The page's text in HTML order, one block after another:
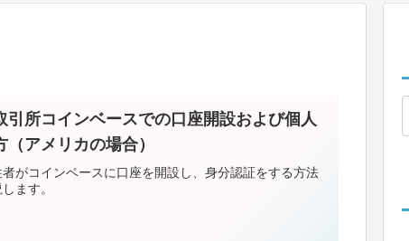
引所コインベースでの口座開設および個人
（アメリカの場合）
がコインベースに口座を開設し、身分認証をする方法
ます。